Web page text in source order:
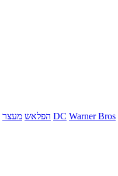
DC Warner Bros הפלאש מעצר